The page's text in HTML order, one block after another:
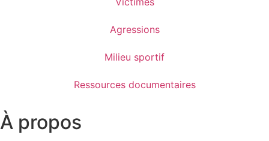
Agressions
Milieu sportif
Ressources documentaires
À propos